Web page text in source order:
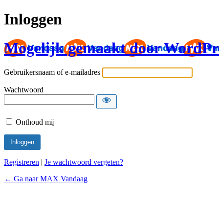
Inloggen
Mogelijk gemaakt door
Gebruikersnaam of e-mailadres
Wachtwoord
Onthoud mij
Registreren | Je wachtwoord vergeten?
← Ga naar MAX Vandaag